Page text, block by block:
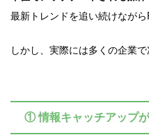
最新トレンドを追い続けながら
しかし、実際には多くの企業
① 情報キャッチアップ